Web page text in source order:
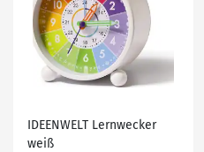
IDEENWELT Lernwecker
weiß